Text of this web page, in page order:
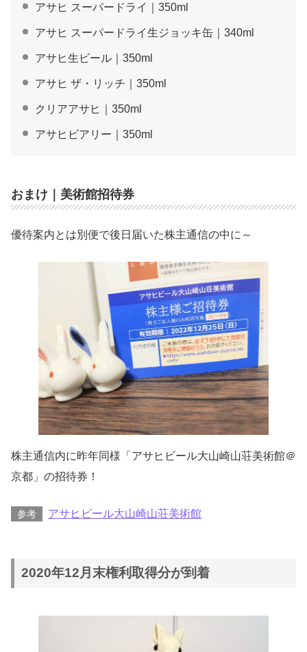
アサヒ スーパードライ｜350ml
アサヒ スーパードライ生ジョッキ缶｜340ml
アサヒ生ビール｜350ml
アサヒ ザ・リッチ｜350ml
クリアアサヒ｜350ml
アサヒビアリー｜350ml
おまけ｜美術館招待券
優待案内とは別便で後日届いた株主通信の中に～
株主通信内に昨年同様「アサヒビール大山崎山荘美術館＠
京都」の招待券！
参考 アサヒビール大山崎山荘美術館
2020年12月末権利取得分が到着